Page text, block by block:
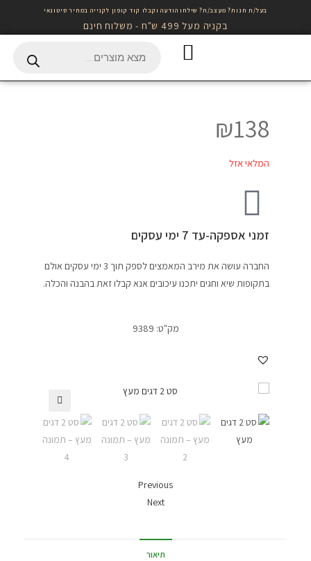
בעל/ת חנות? מעצב/ת? שילחו הודעה וקבלו קוד קופון לקנייה במחיר סיטונאי
בקניה מעל 499 ש"ח - משלוח חינם
₪138
המלאי אזל
זמני אספקה-עד 7 ימי עסקים
החברה עושה את מירב המאמצים לספק תוך 3 ימי עסקים אולם
בתקופות שיא וחגים יתכנו עיכובים אנא קבלו זאת בהבנה והכלה.
מק"ט: 9389
Previous
Next
תיאור